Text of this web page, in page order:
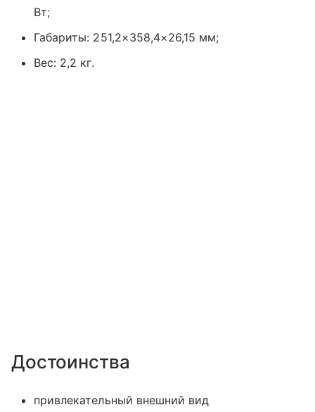
Вт;
Габариты: 251,2×358,4×26,15 мм;
Вес: 2,2 кг.
Достоинства
привлекательный внешний вид